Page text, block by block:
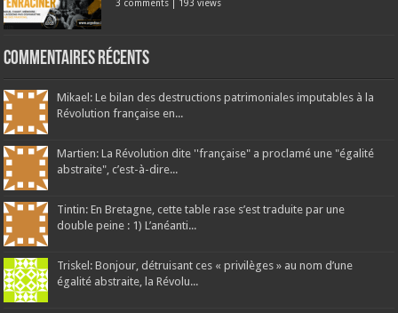
3 comments | 193 views
Commentaires récents
Mikael: Le bilan des destructions patrimoniales imputables à la
Révolution française en...
Martien: La Révolution dite ''française" a proclamé une "égalité
abstraite", c’est-à-dire...
Tintin: En Bretagne, cette table rase s’est traduite par une
double peine : 1) L’anéanti...
Triskel: Bonjour, détruisant ces « privilèges » au nom d’une
égalité abstraite, la Révolu...